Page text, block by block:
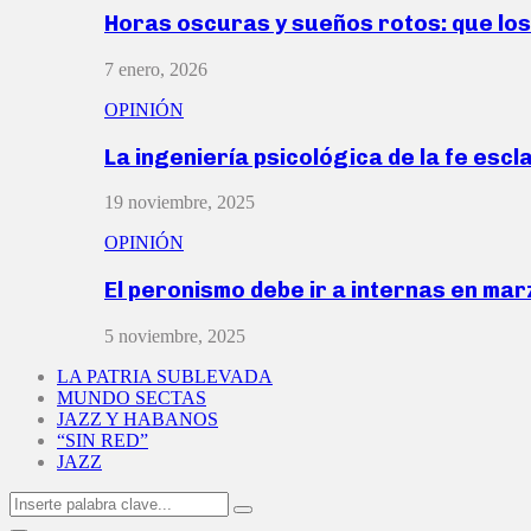
Horas oscuras y sueños rotos: que
7 enero, 2026
OPINIÓN
La ingeniería psicológica de la fe
19 noviembre, 2025
OPINIÓN
El peronismo debe ir a internas en
5 noviembre, 2025
LA PATRIA SUBLEVADA
MUNDO SECTAS
JAZZ Y HABANOS
“SIN RED”
JAZZ
Search
for:
Search